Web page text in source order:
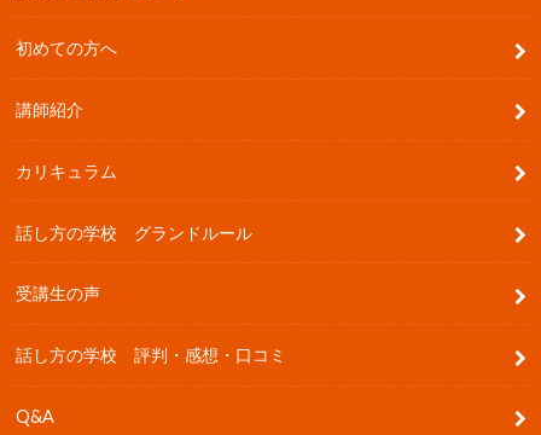
初めての方へ
講師紹介
カリキュラム
話し方の学校 グランドルール
受講生の声
話し方の学校 評判・感想・口コミ
Q&A